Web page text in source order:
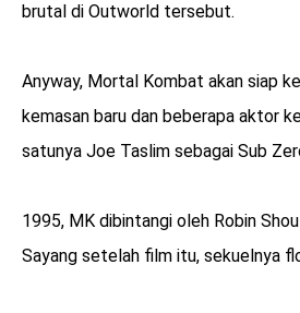
brutal di Outworld tersebut.
Anyway, Mortal Kombat akan siap
kemasan baru dan beberapa aktor
satunya Joe Taslim sebagai Sub
1995, MK dibintangi oleh Robin
Sayang setelah film itu, sekuelnya